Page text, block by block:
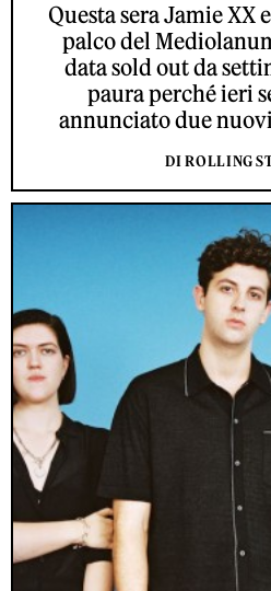
Questa sera Jamie XX
palco del
data sold out da
paura perché ieri
annunciato due
DI ROLLING